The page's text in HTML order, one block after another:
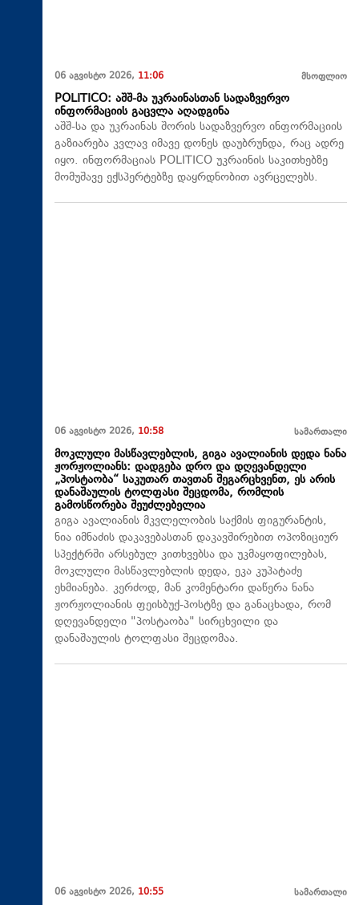
06 აგვისტო 2026, 11:06 მსოფლიო
POLITICO: აშშ-მა უკრაინასთან სადაზვერვო
ინფორმაციის გაცვლა აღადგინა
აშშ-სა და უკრაინას შორის სადაზვერვო ინფორმაციის
გაზიარება კვლავ იმავე დონეს დაუბრუნდა, რაც ადრე
იყო. ინფორმაციას POLITICO უკრაინის საკითხებზე
მომუშავე ექსპერტებზე დაყრდნობით ავრცელებს.
06 აგვისტო 2026, 10:58 სამართალი
მოკლული მასწავლებლის, გიგა ავალიანის დედა ნანა
ჟორჟოლიანს: დადგება დრო და დღევანდელი
„პოსტაობა“ საკუთარ თავთან შეგარცხვენთ, ეს არის
დანაშაულის ტოლფასი შეცდომა, რომლის
გამოსწორება შეუძლებელია
გიგა ავალიანის მკვლელობის საქმის ფიგურანტის,
ნია იმნაძის დაკავებასთან დაკავშირებით ოპოზიციურ
სპექტრში არსებულ კითხვებსა და უკმაყოფილებას,
მოკლული მასწავლებლის დედა, ეკა კუპატაძე
ეხმიანება. კერძოდ, მან კომენტარი დაწერა ნანა
ჟორჟოლიანის ფეისბუქ-პოსტზე და განაცხადა, რომ
დღევანდელი "პოსტაობა" სირცხვილი და
დანაშაულის ტოლფასი შეცდომაა.
06 აგვისტო 2026, 10:55 სამართალი